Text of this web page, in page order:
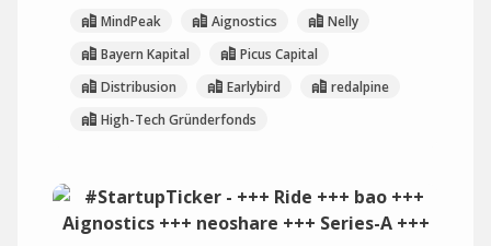
MindPeak Aignostics
Nelly
Bayern Kapital
Picus Capital
Distribusion
Earlybird
redalpine
High-Tech Gründerfonds